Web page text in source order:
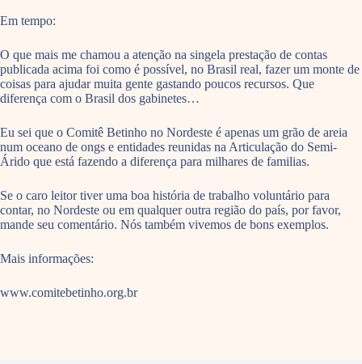
Em tempo:
O que mais me chamou a atenção na singela prestação de contas
publicada acima foi como é possível, no Brasil real, fazer um monte de
coisas para ajudar muita gente gastando poucos recursos. Que
diferença com o Brasil dos gabinetes…
Eu sei que o Comitê Betinho no Nordeste é apenas um grão de areia
num oceano de ongs e entidades reunidas na Articulação do Semi-
Árido que está fazendo a diferença para milhares de familias.
Se o caro leitor tiver uma boa história de trabalho voluntário para
contar, no Nordeste ou em qualquer outra região do país, por favor,
mande seu comentário. Nós também vivemos de bons exemplos.
Mais informações:
www.comitebetinho.org.br